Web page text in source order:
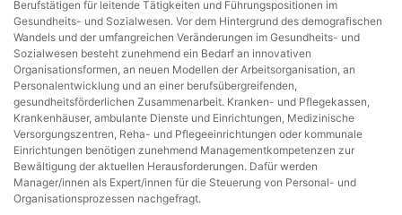
Berufstätigen für leitende Tätigkeiten und Führungspositionen im
Gesundheits- und Sozialwesen. Vor dem Hintergrund des demografischen
Wandels und der umfangreichen Veränderungen im Gesundheits- und
Sozialwesen besteht zunehmend ein Bedarf an innovativen
Organisationsformen, an neuen Modellen der Arbeitsorganisation, an
Personalentwicklung und an einer berufsübergreifenden,
gesundheitsförderlichen Zusammenarbeit. Kranken- und Pflegekassen,
Krankenhäuser, ambulante Dienste und Einrichtungen, Medizinische
Versorgungszentren, Reha- und Pflegeeinrichtungen oder kommunale
Einrichtungen benötigen zunehmend Managementkompetenzen zur
Bewältigung der aktuellen Herausforderungen. Dafür werden
Manager/innen als Expert/innen für die Steuerung von Personal- und
Organisationsprozessen nachgefragt.